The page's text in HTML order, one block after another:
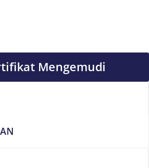
Mengemudi